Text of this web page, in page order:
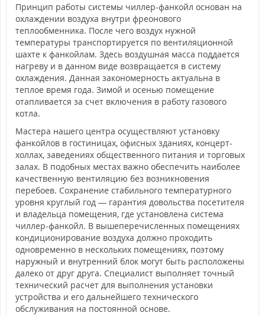
Принцип работы системы чиллер-фанкойл основан на
охлаждении воздуха внутри фреонового
теплообменника. После чего воздух нужной
температуры транспортируется по вентиляционной
шахте к фанкойлам. Здесь воздушная масса поддается
нагреву и в данном виде возвращается в систему
охлаждения. Данная закономерность актуальна в
теплое время года. Зимой и осенью помещение
отапливается за счет включения в работу газового
котла.
Мастера нашего центра осуществляют установку
фанкойлов в гостиницах, офисных зданиях, концерт-
холлах, заведениях общественного питания и торговых
залах. В подобных местах важно обеспечить наиболее
качественную вентиляцию без возникновения
перебоев. Сохранение стабильного температурного
уровня круглый год — гарантия довольства посетителя
и владельца помещения, где установлена система
чиллер-фанкойл. В вышеперечисленных помещениях
кондиционирование воздуха должно проходить
одновременно в нескольких помещениях, поэтому
наружный и внутренний блок могут быть расположены
далеко от друг друга. Специалист выполняет точный
технический расчет для выполнения установки
устройства и его дальнейшего технического
обслуживания на постоянной основе.